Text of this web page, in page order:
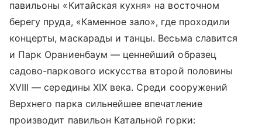
павильоны «Китайская кухня» на восточном
берегу пруда, «Каменное зало», где проходили
концерты, маскарады и танцы. Весьма славится
и Парк Ораниенбаум — ценнейший образец
садово-паркового искусства второй половины
XVIII — середины XIX века. Среди сооружений
Верхнего парка сильнейшее впечатление
производит павильон Катальной горки: